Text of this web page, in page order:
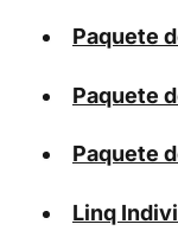
Paquete
Paquete
Paquete
Linq